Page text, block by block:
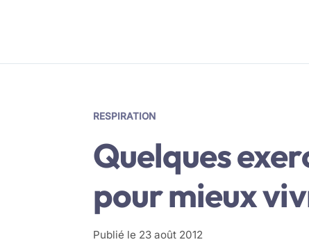
RESPIRATION
Quelques
pour mieux
Publié le 23 août 2012